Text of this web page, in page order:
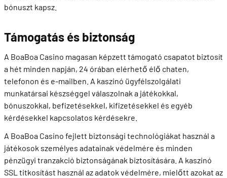
bónuszt kapsz.
Támogatás és biztonság
A BoaBoa Casino magasan képzett támogató csapatot biztosít
a hét minden napján, 24 órában elérhető élő chaten,
telefonon és e-mailben. A kaszinó ügyfélszolgálati
munkatársai készséggel válaszolnak a játékokkal,
bónuszokkal, befizetésekkel, kifizetésekkel és egyéb
kérdésekkel kapcsolatos kérdésekre.
A BoaBoa Casino fejlett biztonsági technológiákat használ a
játékosok személyes adatainak védelmére és minden
pénzügyi tranzakció biztonságának biztosítására. A kaszinó
SSL titkosítást használ az adatok védelmére, mielőtt azokat az